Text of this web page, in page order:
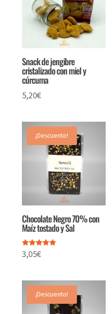
Snack de jengibre
cristalizado con miel y
cúrcuma
5,20€
¡Descuento!
Chocolate Negro 70% con
Maíz tostado y Sal
Valorado
con
3,05€
¡Descuento!